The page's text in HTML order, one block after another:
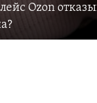
Ozon